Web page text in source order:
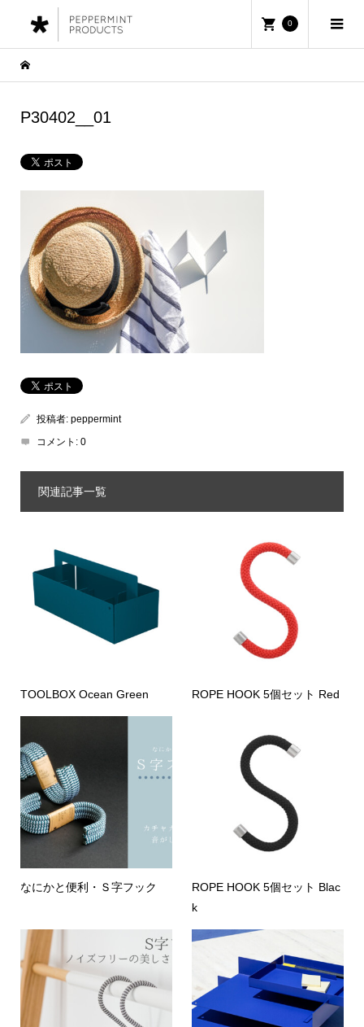
0
P30402__01
投稿者: peppermint
コメント: 0
関連記事一覧
TOOLBOX Ocean Green ROPE HOOK 5個セット Red
なにかと便利・Ｓ字フック
ROPE HOOK 5個セット Blac
k